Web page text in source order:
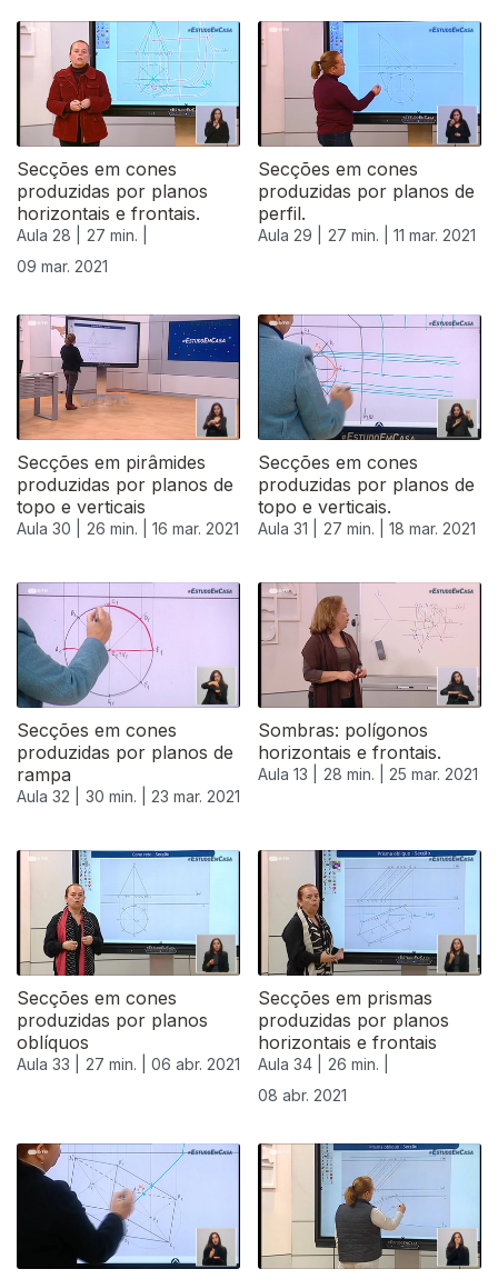
Secções em cones
produzidas por planos
horizontais e frontais.
Aula 28 |
27 min. |
09 mar. 2021
Secções em cones
produzidas por planos de
perfil.
Aula 29 | 27 min. | 11 mar. 2021
Secções em pirâmides
produzidas por planos de
topo e verticais
Aula 30 | 26 min. | 16 mar. 2021
Secções em cones
produzidas por planos de
topo e verticais.
Aula 31 | 27 min. | 18 mar. 2021
Secções em cones
produzidas por planos de
rampa
Aula 32 | 30 min. | 23 mar. 2021
Sombras: polígonos
horizontais e frontais.
Aula 13 | 28 min. | 25 mar. 2021
Secções em cones
produzidas por planos
oblíquos
Aula 33 | 27 min. | 06 abr. 2021
Secções em prismas
produzidas por planos
horizontais e frontais
Aula 34 |
26 min. |
08 abr. 2021
535562